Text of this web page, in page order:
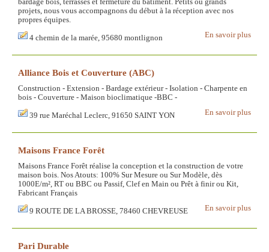
bardage bois, terrasses et fermeture du bâtiment. Petits ou grands
projets, nous vous accompagnons du début à la réception avec nos
propres équipes.
En savoir plus
4 chemin de la marée, 95680 montlignon
Alliance Bois et Couverture (ABC)
Construction - Extension - Bardage extérieur - Isolation - Charpente en
bois - Couverture - Maison bioclimatique -BBC -
En savoir plus
39 rue Maréchal Leclerc, 91650 SAINT YON
Maisons France Forêt
Maisons France Forêt réalise la conception et la construction de votre
maison bois. Nos Atouts: 100% Sur Mesure ou Sur Modèle, dès
1000E/m², RT ou BBC ou Passif, Clef en Main ou Prêt à finir ou Kit,
Fabricant Français
En savoir plus
9 ROUTE DE LA BROSSE, 78460 CHEVREUSE
Pari Durable